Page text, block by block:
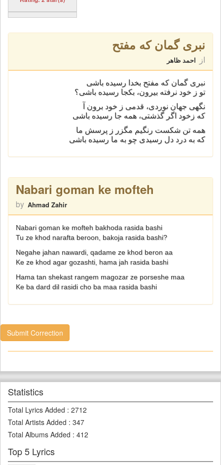
نبری گمان که مفتح
از احمد ظاهر
نبری گمان که مفتح بخدا رسيده باشی
تو ز خود نرفته بيرون، بکجا رسيده باشی؟
نگهی جهان نوردی، قدمی ز خود برون آ
که زخود اگر گذشتی، همه جا رسيده باشی
همه تن شکست رنگیم مگزر ز پرسش ما
که به درد دل رسیدی چو به ما رسیده باشی
Nabari goman ke mofteh
by Ahmad Zahir
Nabari goman ke mofteh bakhoda rasida bashi
Tu ze khod narafta beroon, bakoja rasida bashi?
Negahe jahan nawardi, qadame ze khod beron aa
Ke ze khod agar gozashti, hama jah rasida bashi
Hama tan shekast rangem magozar ze porseshe maa
Ke ba dard dil rasidi cho ba maa rasida bashi
Submit Correction
Statistics
Total Lyrics Added : 2712
Total Artists Added : 347
Total Albums Added : 412
Top 5 Lyrics